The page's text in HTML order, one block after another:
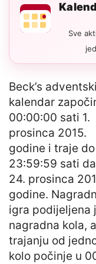
Sve
Beck’s adventski
kalendar
00:00:00 sati 1.
prosinca 2015.
godine i traje do
23:59:59 sati
24. prosinca
godine.
igra podijeljena
nagradna kola,
trajanju od
kolo počinje u